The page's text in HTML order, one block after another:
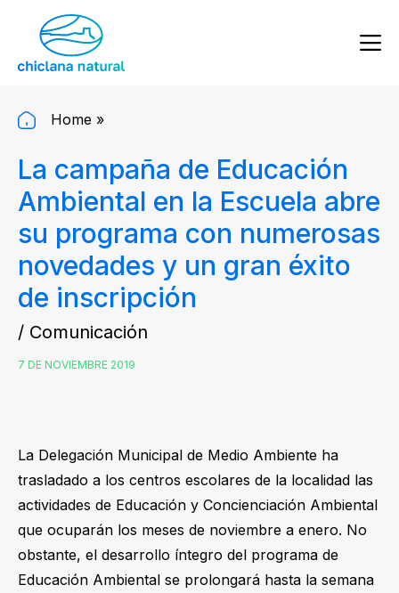
Home »
La campaña de Educación
Ambiental en la Escuela abre
su programa con numerosas
novedades y un gran éxito
de inscripción
/ Comunicación
7 DE NOVIEMBRE 2019
La Delegación Municipal de Medio Ambiente ha
trasladado a los centros escolares de la localidad las
actividades de Educación y Concienciación Ambiental
que ocuparán los meses de noviembre a enero. No
obstante, el desarrollo íntegro del programa de
Educación Ambiental se prolongará hasta la semana